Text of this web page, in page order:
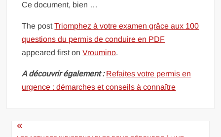
Ce document, bien …
The postTriomphez à votre examen grâce aux 100
questions du permis de conduire en PDF
appeared first onVroumino.
A découvrir également : Refaites votre permis en
urgence : démarches et conseils à connaître
Navigation